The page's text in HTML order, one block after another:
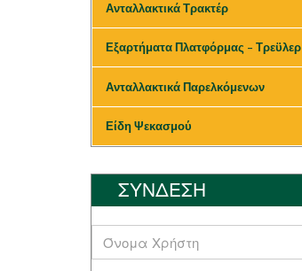
Ανταλλακτικά Τρακτέρ
Εξαρτήματα Πλατφόρμας – Τρεϋλερ
Ανταλλακτικά Παρελκόμενων
Είδη Ψεκασμού
ΣΥΝΔΕΣΗ